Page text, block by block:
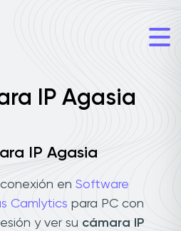
IP Agasia
IP Agasia
en Software
Camlytics para PC con
y ver su cámara IP